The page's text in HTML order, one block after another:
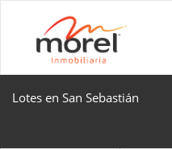
Lotes en San Sebastián